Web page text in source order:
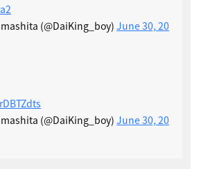
(@DaiKing_boy) June 30, 20
(@DaiKing_boy) June 30, 20